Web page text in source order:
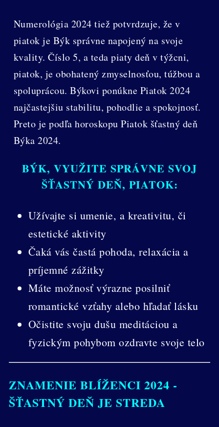
Numerológia 2024 tiež potvrdzuje, že v
piatok je Býk správne napojený na svoje
kvality. Číslo 5, a teda piaty deň v týžcni,
piatok, je obohatený zmyselnosťou, túžbou a
spoluprácou. Býkovi ponúkne Piatok 2024
najčastejšiu stabilitu, pohodlie a spokojnosť.
Preto je podľa horoskopu Piatok šťastný deň
Býka 2024.
BÝK, VYUŽITE SPRÁVNE SVOJ
ŠŤASTNÝ DEŇ, PIATOK:
Užívajte si umenie, a kreativitu, či
estetické aktivity
Čaká vás častá pohoda, relaxácia a
príjemné zážitky
Máte možnosť výrazne posilniť
romantické vzťahy alebo hľadať lásku
Očistite svoju dušu meditáciou a
fyzickým pohybom ozdravte svoje telo
ZNAMENIE BLÍŽENCI 2024 -
ŠŤASTNÝ DEŇ JE STREDA